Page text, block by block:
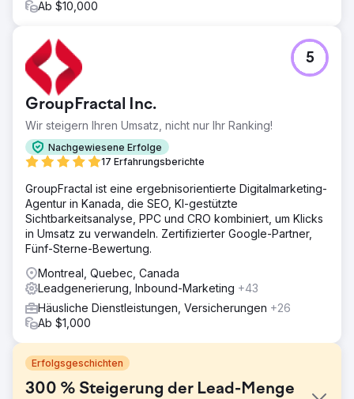
Ab $10,000
GroupFractal Inc.
Wir steigern Ihren Umsatz, nicht nur Ihr Ranking!
Nachgewiesene Erfolge
17 Erfahrungsberichte
5
GroupFractal ist eine ergebnisorientierte Digitalmarketing-
Agentur in Kanada, die SEO, KI-gestützte
Sichtbarkeitsanalyse, PPC und CRO kombiniert, um Klicks
in Umsatz zu verwandeln. Zertifizierter Google-Partner,
Fünf-Sterne-Bewertung.
Montreal, Quebec, Canada
Leadgenerierung, Inbound-Marketing +43
Häusliche Dienstleistungen, Versicherungen +26
Ab $1,000
Erfolgsgeschichten
300 % Steigerung der Lead-Menge